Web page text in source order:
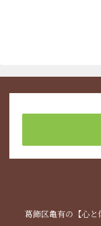
葛飾区亀有の【心